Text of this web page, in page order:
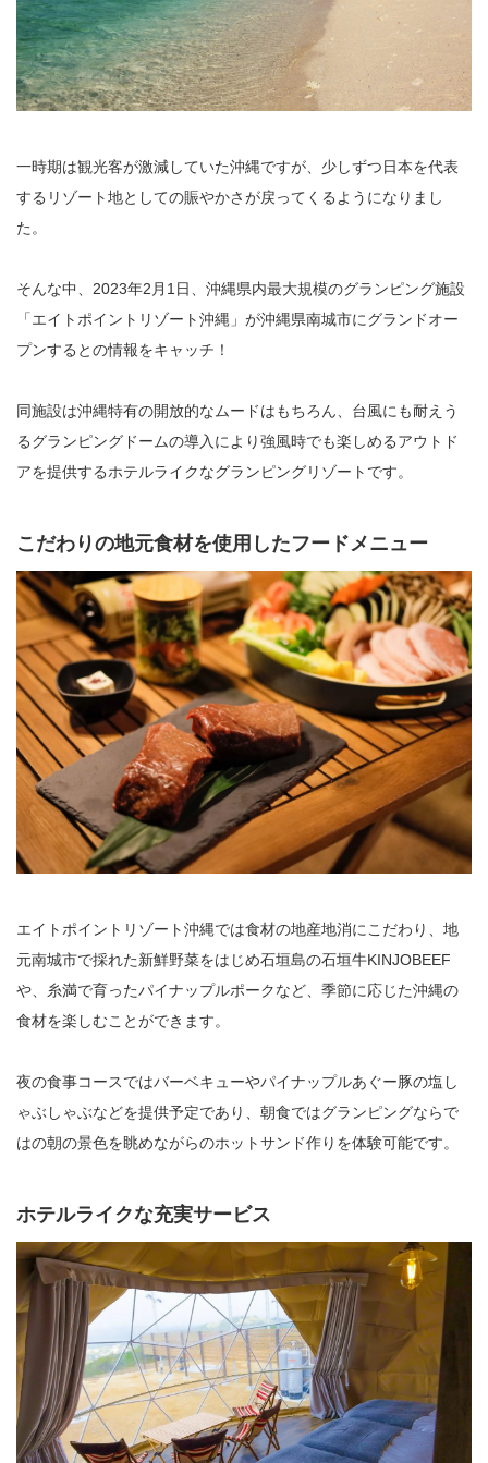
一時期は観光客が激減していた沖縄ですが、少しずつ日本を代表
するリゾート地としての賑やかさが戻ってくるようになりまし
た。
そんな中、2023年2月1日、沖縄県内最大規模のグランピング施設
「エイトポイントリゾート沖縄」が沖縄県南城市にグランドオー
プンするとの情報をキャッチ！
同施設は沖縄特有の開放的なムードはもちろん、台風にも耐えう
るグランピングドームの導入により強風時でも楽しめるアウトド
アを提供するホテルライクなグランピングリゾートです。
こだわりの地元食材を使用したフードメニュー
エイトポイントリゾート沖縄では食材の地産地消にこだわり、地
元南城市で採れた新鮮野菜をはじめ石垣島の石垣牛KINJOBEEF
や、糸満で育ったパイナップルポークなど、季節に応じた沖縄の
食材を楽しむことができます。
夜の食事コースではバーベキューやパイナップルあぐー豚の塩し
ゃぶしゃぶなどを提供予定であり、朝食ではグランピングならで
はの朝の景色を眺めながらのホットサンド作りを体験可能です。
ホテルライクな充実サービス